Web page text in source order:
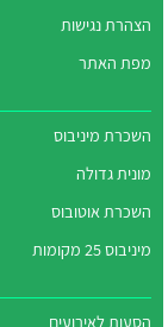
הצהרת נגישות
מפת האתר
השכרת מיניבוס
מונית גדולה
השכרת אוטובוס
מיניבוס 25 מקומות
הסעות לאירועים